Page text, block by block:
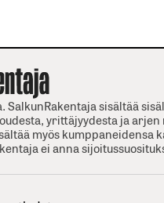
SalkunRakentaja sisältää
yrittäjyydesta ja arjen
myös kumppaneidensa
ei anna